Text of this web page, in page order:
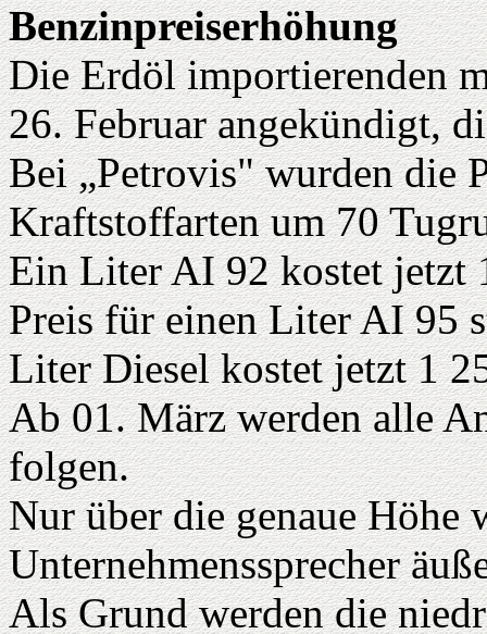
Benzinpreiserhöhung
Die Erdöl importierenden
26. Februar angekündigt,
Bei „Petrovis" wurden die
Kraftstoffarten um 70
Ein Liter AI 92 kostet jetzt
Preis für einen Liter AI 95
Liter Diesel kostet jetzt 1
Ab 01. März werden alle
folgen.
Nur über die genaue Höhe
Unternehmenssprecher
Als Grund werden die